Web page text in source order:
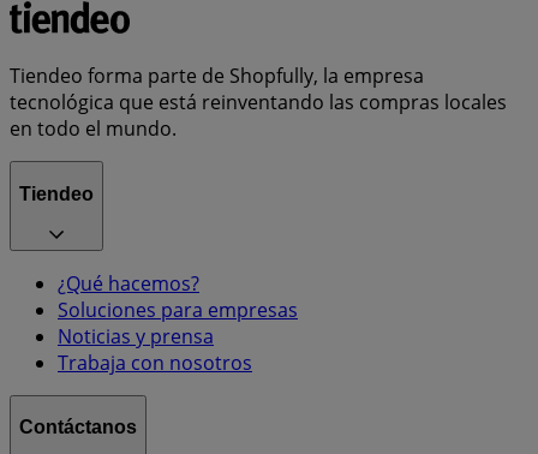
Tiendeo forma parte de Shopfully, la empresa
tecnológica que está reinventando las compras locales
en todo el mundo.
Tiendeo
¿Qué hacemos?
Soluciones para empresas
Noticias y prensa
Trabaja con nosotros
Contáctanos